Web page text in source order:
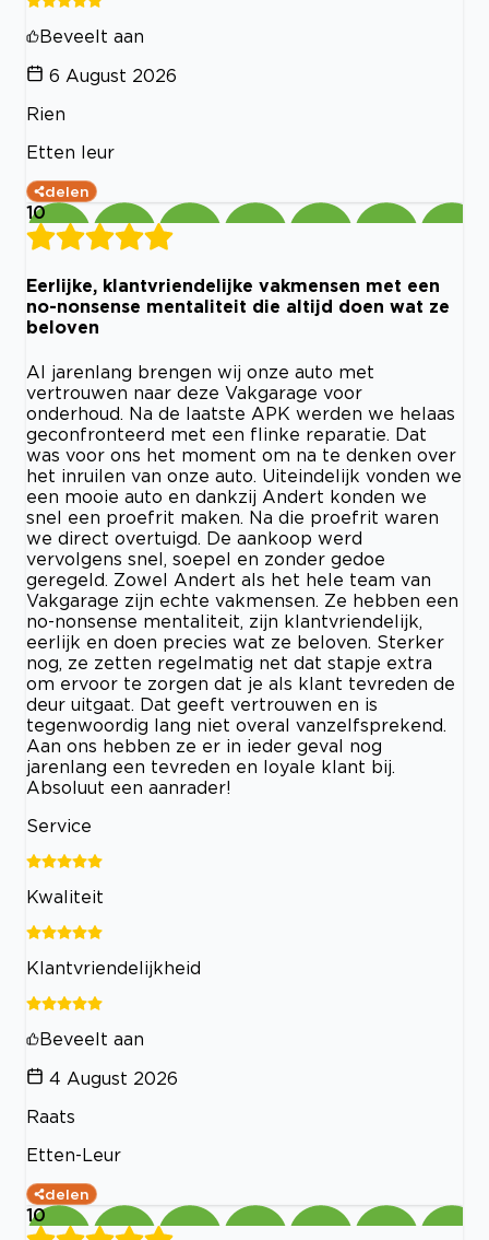
Beveelt aan
6 August 2026
Rien
Etten leur
delen
10
Eerlijke, klantvriendelijke vakmensen met een
no-nonsense mentaliteit die altijd doen wat ze
beloven
Al jarenlang brengen wij onze auto met
vertrouwen naar deze Vakgarage voor
onderhoud. Na de laatste APK werden we helaas
geconfronteerd met een flinke reparatie. Dat
was voor ons het moment om na te denken over
het inruilen van onze auto. Uiteindelijk vonden we
een mooie auto en dankzij Andert konden we
snel een proefrit maken. Na die proefrit waren
we direct overtuigd. De aankoop werd
vervolgens snel, soepel en zonder gedoe
geregeld. Zowel Andert als het hele team van
Vakgarage zijn echte vakmensen. Ze hebben een
no-nonsense mentaliteit, zijn klantvriendelijk,
eerlijk en doen precies wat ze beloven. Sterker
nog, ze zetten regelmatig net dat stapje extra
om ervoor te zorgen dat je als klant tevreden de
deur uitgaat. Dat geeft vertrouwen en is
tegenwoordig lang niet overal vanzelfsprekend.
Aan ons hebben ze er in ieder geval nog
jarenlang een tevreden en loyale klant bij.
Absoluut een aanrader!
Service
Kwaliteit
Klantvriendelijkheid
Beveelt aan
4 August 2026
Raats
Etten-Leur
delen
10